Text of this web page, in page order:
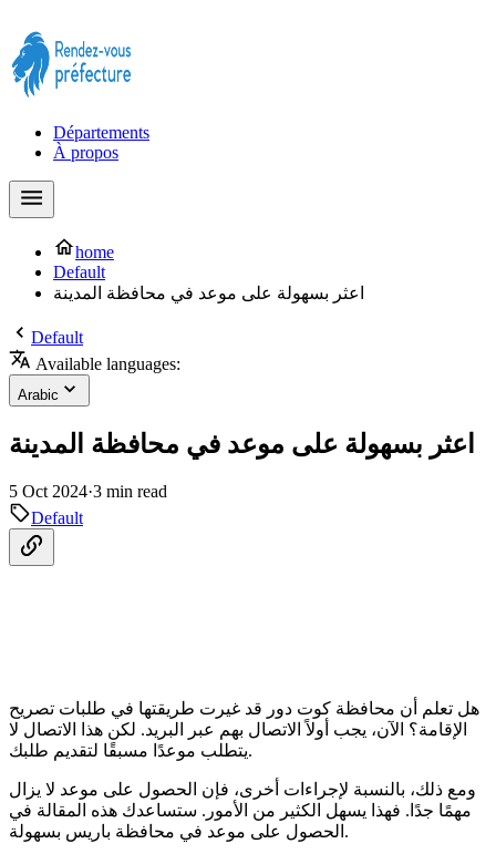
Départements
À propos
home
Default
اعثر بسهولة على موعد في محافظة المدينة
Default
Available languages:
Arabic
اعثر بسهولة على موعد في محافظة المدينة
5 Oct 2024·3 min read
Default
هل تعلم أن محافظة كوت دور قد غيرت طريقتها في طلبات تصريح
الإقامة؟ الآن، يجب أولاً الاتصال بهم عبر البريد. لكن هذا الاتصال لا
يتطلب موعدًا مسبقًا لتقديم طلبك.
ومع ذلك، بالنسبة لإجراءات أخرى، فإن الحصول على موعد لا يزال
مهمًا جدًا. فهذا يسهل الكثير من الأمور. ستساعدك هذه المقالة في
الحصول على موعد في محافظة باريس بسهولة.